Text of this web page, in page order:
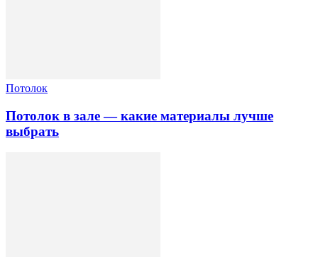
Потолок
Потолок в зале — какие материалы лучше
выбрать